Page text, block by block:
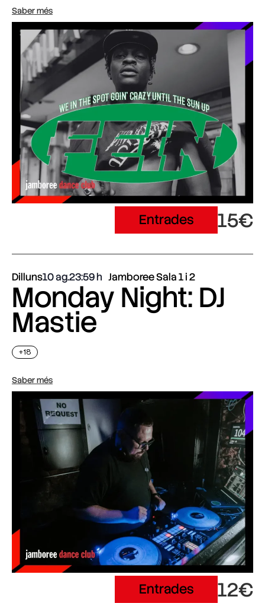
Saber més
Entrades 15€
Dilluns10 ag.23:59 Jamboree Sala 1 i 2
Monday Night: DJ
Mastie
+18
Saber més
Entrades 12€